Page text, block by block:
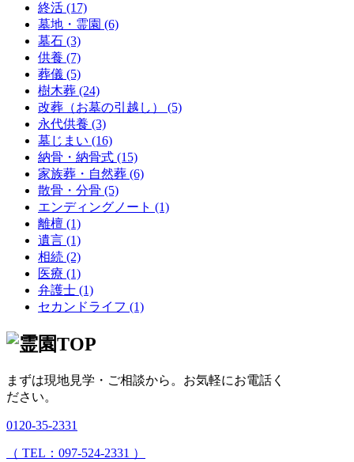
終活 (17)
墓地・霊園 (6)
墓石 (3)
供養 (7)
葬儀 (5)
樹木葬 (24)
改葬（お墓の引越し） (5)
永代供養 (3)
墓じまい (16)
納骨・納骨式 (15)
家族葬・自然葬 (6)
散骨・分骨 (5)
エンディングノート (1)
離檀 (1)
遺言 (1)
相続 (2)
医療 (1)
弁護士 (1)
セカンドライフ (1)
まずは現地見学・ご相談から。 お気軽にお電話く
ださい。
0120-35-2331
（ TEL：097-524-2331 ）